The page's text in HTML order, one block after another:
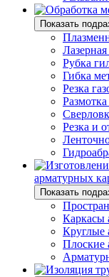
Показать
Лазерная
Рубка
Гибка
Резка
Размотка
Резка и
арматурных
Показать
Каркасы
Круглые
Плоские